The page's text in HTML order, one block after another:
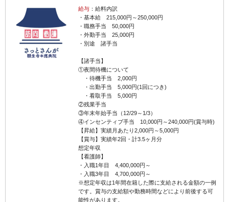
給与：給料内訳
・基本給 215,000円～250,000円
・職務手当 50,000円
・外勤手当 25,000円
・別途 諸手当
【諸手当】
①夜間待機について
・待機手当 2,000円
・出勤手当 5,000円(1回につき)
・看取手当 5,000円
②残業手当
③年末年始手当（12/29～1/3）
④インセンティブ手当 10,000円～240,000円(賞与時)
【昇給】実績月あたり2,000円～5,000円
【賞与】実績年2回・計3.5ヶ月分
想定年収
【看護師】
・入職1年目 4,400,000円～
・入職3年目 4,700,000円～
※想定年収は1年間在籍した際に支給される金額の一例
です。賞与の支給額や勤務時間などにより前後する可
能性があります。